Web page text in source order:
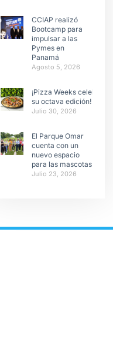
CCIAP realizó
Bootcamp para
impulsar a las
Pymes en
Panamá
Agosto 5, 2026
¡Pizza Weeks celebra
su octava edición!
Julio 30, 2026
El Parque Omar
cuenta con un
nuevo espacio
para las mascotas
Julio 23, 2026